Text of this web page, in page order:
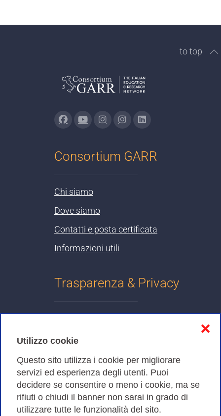
Utilizzo cookie
Questo sito utilizza i cookie per migliorare
servizi ed esperienza degli utenti. Puoi
decidere se consentire o meno i cookie, ma se
rifiuti o chiudi il banner non sarai in grado di
utilizzare tutte le funzionalità del sito.
❌
to top
Consortium GARR
Chi siamo
Dove siamo
Contatti e posta certificata
Informazioni utili
Trasparenza & Privacy
Cookies Policy
Amministrazione trasparente
Bandi di Gara